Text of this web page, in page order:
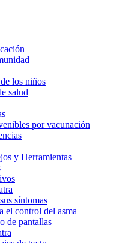
los niños
salud
por vacunación
y Herramientas
síntomas
el control del asma
de pantallas